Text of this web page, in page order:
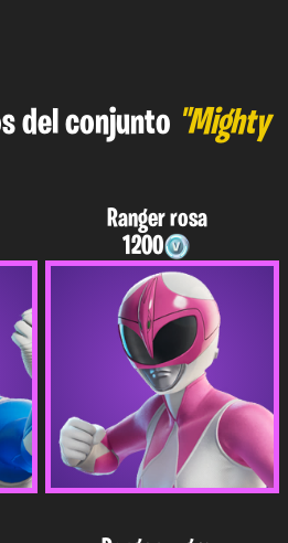
del conjunto "Mighty
Ranger rosa
1200